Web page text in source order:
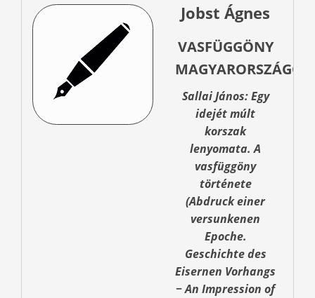
Jobst Ágnes
VASFÜGGÖNY
MAGYARORSZÁGON
Sallai János: Egy
idejét múlt
korszak
lenyomata. A
vasfüggöny
története
(Abdruck einer
versunkenen
Epoche.
Geschichte des
Eisernen Vorhangs
− An Impression of